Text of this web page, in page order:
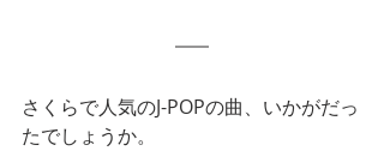
さくらで人気のJ-POPの曲、いかがだっ
たでしょうか。